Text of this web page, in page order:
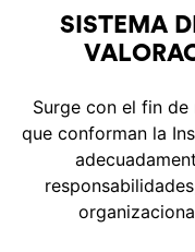
SISTEMA
Surge con el fin
que conforman la